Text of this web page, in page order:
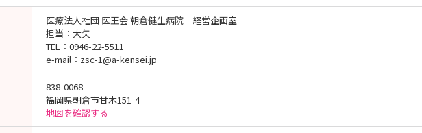
医療法人社団 医王会 朝倉健生病院 経営企画室
担当：大矢
TEL：0946-22-5511
e-mail：zsc-1@a-kensei.jp
838-0068
福岡県朝倉市甘木151-4
地図を確認する